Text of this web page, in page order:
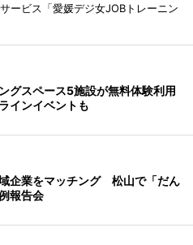
ービス「愛媛デジ女JOBトレーニン
グスペース5施設が無料体験利用
インイベントも
企業をマッチング 松山で「だん
報告会